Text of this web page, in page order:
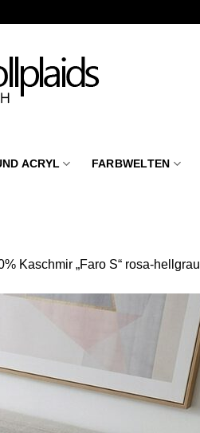
ACRYL FARBWELTEN
Kaschmir „Faro S“ rosa-hellgrau